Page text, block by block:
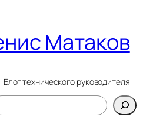
Матаков
Блог технического руководителя